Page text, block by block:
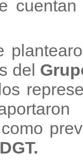
del
DGT.